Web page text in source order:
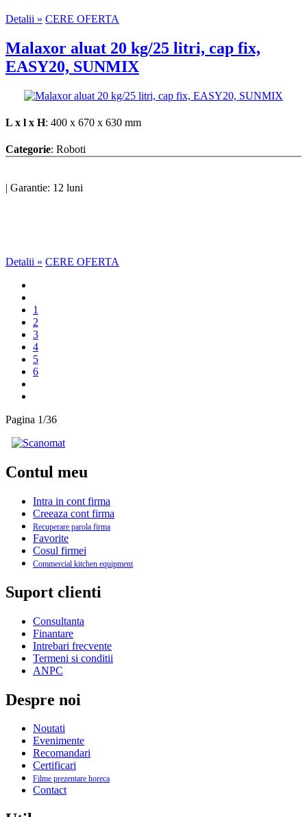
Detalii » CERE OFERTA
Malaxor aluat 20 kg/25 litri, cap fix,
EASY20, SUNMIX
L x l x H: 400 x 670 x 630 mm
Categorie: Roboti
| Garantie: 12 luni
Detalii » CERE OFERTA
1
2
3
4
5
6
Pagina 1/36
Contul meu
Intra in cont firma
Creeaza cont firma
Recuperare parola firma
Favorite
Cosul firmei
Commercial kitchen equipment
Suport clienti
Consultanta
Finantare
Intrebari frecvente
Termeni si conditii
ANPC
Despre noi
Noutati
Evenimente
Recomandari
Certificari
Filme prezentare horeca
Contact